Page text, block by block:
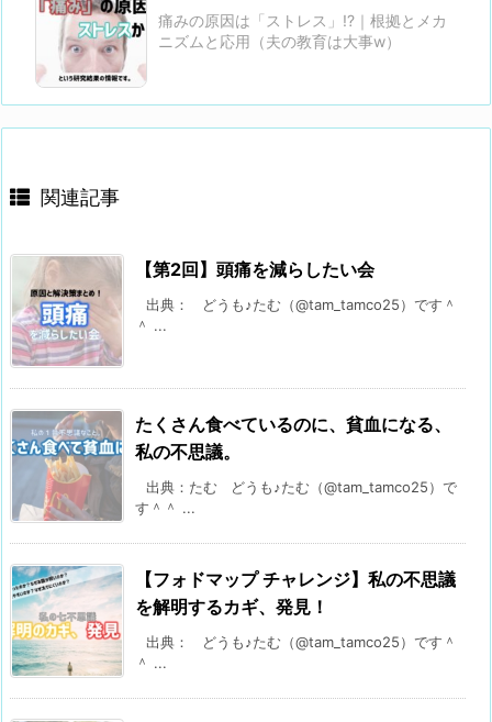
痛みの原因は「ストレス」!?｜根拠とメカ
ニズムと応用（夫の教育は大事w）
関連記事
【第2回】頭痛を減らしたい会
出典： どうも♪たむ（@tam_tamco25）です＾
＾ ...
たくさん食べているのに、貧血になる、
私の不思議。
出典：たむ どうも♪たむ（@tam_tamco25）で
す＾＾ ...
【フォドマップ チャレンジ】私の不思議
を解明するカギ、発見！
出典： どうも♪たむ（@tam_tamco25）です＾
＾ ...